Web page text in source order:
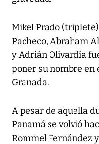
Mikel Prado
Pacheco, Abraham
y Adrián Olivardía
poner su nombre en
Granada.
A pesar de aquella
Panamá se volvió
Rommel Fernández